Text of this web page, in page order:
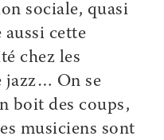
sociale, quasi
cette
chez les
jazz… On se
boit des coups,
musiciens sont